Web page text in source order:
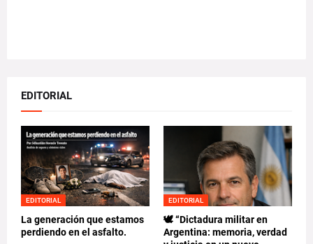
EDITORIAL
EDITORIAL
La generación que estamos
perdiendo en el asfalto.
EDITORIAL
🕊️ “Dictadura militar en
Argentina: memoria, verdad